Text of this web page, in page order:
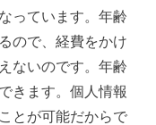
っています。年齢
ので、経費をかけ
ないのです。年齢
きます。個人情報
とが可能だからで